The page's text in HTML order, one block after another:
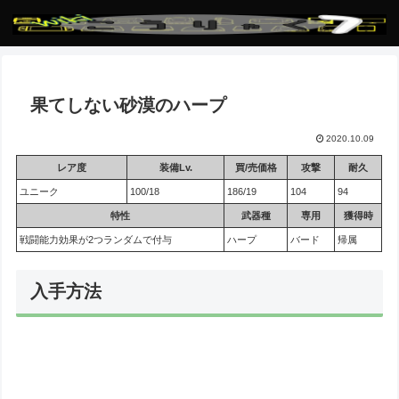
果てしない砂漠のハープ
2020.10.09
レア度 装備Lv. 買/売価格 攻撃 耐久
ユニーク 100/18 186/19 104 94
特性 武器種 専用 獲得時
戦闘能力効果が2つランダムで付与 ハープ バード 帰属
入手方法